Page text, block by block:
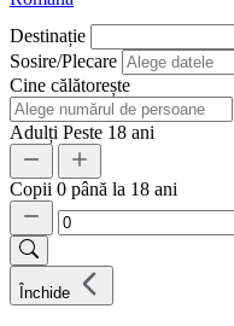
Destinație
Sosire/Plecare
Cine călătorește
Adulți Peste 18 ani
Copii 0 până la 18 ani
Închide